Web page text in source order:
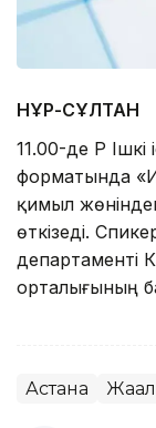
НҰР-СҰЛТАН
11.00-де ҚР
форматында
қимыл
өткізеді.
департаменті
орталығының
Астана